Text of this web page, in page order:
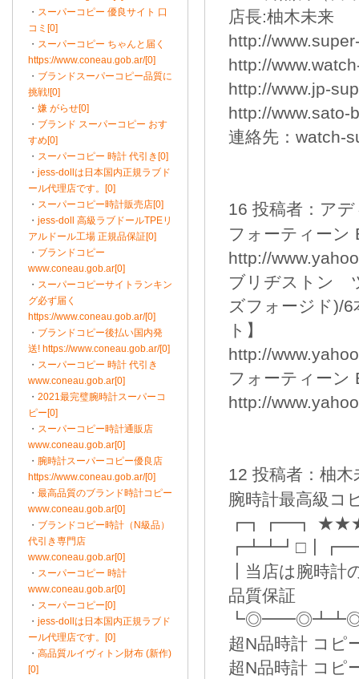
・ スーパーコピー 優良サイト 口
コミ[0]
・ スーパーコピー ちゃんと届く
https://www.coneau.gob.ar/[0]
・ ブランドスーパーコピー品質に
挑戦![0]
・ 嫌 がらせ[0]
・ ブランド スーパーコピー おす
すめ[0]
・ スーパーコピー 時計 代引き[0]
・ jess-dollは日本国内正規ラブド
ール代理店です。[0]
・ スーパーコピー時計販売店[0]
・ jess-doll 高級ラブドールTPEリ
アルドール工場 正規品保証[0]
・ ブランドコピー
www.coneau.gob.ar[0]
・ スーパーコピーサイトランキン
グ必ず届く
https://www.coneau.gob.ar/[0]
・ ブランドコピー後払い国内発
送! https://www.coneau.gob.ar/[0]
・ スーパーコピー 時計 代引き
www.coneau.gob.ar[0]
・ 2021最完璧腕時計スーパーコ
ピー[0]
・ スーパーコピー時計通販店
www.coneau.gob.ar[0]
・ 腕時計スーパーコピー優良店
https://www.coneau.gob.ar/[0]
・ 最高品質のブランド時計コピー
www.coneau.gob.ar[0]
・ ブランドコピー時計（N級品）
代引き専門店
www.coneau.gob.ar[0]
・ スーパーコピー 時計
www.coneau.gob.ar[0]
・ スーパーコピー[0]
・ jess-dollは日本国内正規ラブド
ール代理店です。[0]
・ 高品質ルイヴィトン財布 (新作)
[0]
店長:柚木未来
http://
http://
http://www.jp-
http://www.sato-
連絡先：watch-
16 投稿者：ア
フォーティーン
http://
ブリヂストン
ズフォージド)/
ト】
http://
フォーティーン
http://
12 投稿者：柚
腕時計最高級コ
┏┓┏━┓
┃当店は腕時計
品質保証
超N品時計 コピ
超N品時計 コピ